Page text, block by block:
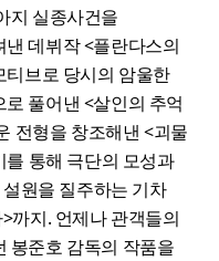
지 실종사건을
데뷔작 <플란다스의
티브로 당시의 암울한
풀어낸 <살인의 추억
전형을 창조해낸 <괴물
통해 극단의 모성과
원을 질주하는 기차
까지. 언제나 관객들의
봉준호 감독의 작품을